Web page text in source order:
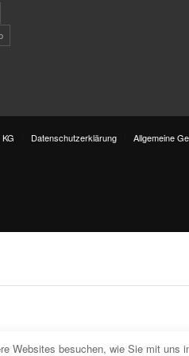
Datenschutzerklärung Allgemeine
besuchen, wie Sie mit uns